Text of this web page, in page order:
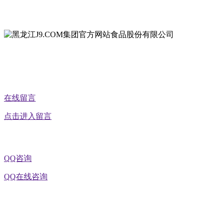
在线留言
点击进入留言
QQ咨询
QQ在线咨询